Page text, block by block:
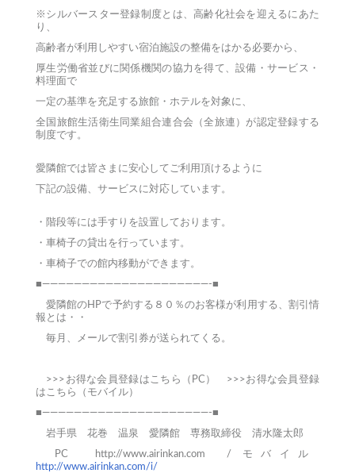
※シルバースター登録制度とは、高齢化社会を迎えるにあた
り、
高齢者が利用しやすい宿泊施設の整備をはかる必要から、
厚生労働省並びに関係機関の協力を得て、設備・サービス・
料理面で
一定の基準を充足する旅館・ホテルを対象に、
全国旅館生活衛生同業組合連合会（全旅連）が認定登録する
制度です。
愛隣館では皆さまに安心してご利用頂けるように
下記の設備、サービスに対応しています。
・階段等には手すりを設置しております。
・車椅子の貸出を行っています。
・車椅子での館内移動ができます。
■—————————————————————-■
愛隣館のHPで予約する８０％のお客様が利用する、割引情
報とは・・
毎月、メールで割引券が送られてくる。
>>>お得な会員登録はこちら（PC）
>>>お得な会員登録
はこちら（モバイル）
■—————————————————————-■
岩手県 花巻 温泉 愛隣館 専務取締役 清水隆太郎
PC
http://www.airinkan.com / モバイル
http://www.airinkan.com/i/